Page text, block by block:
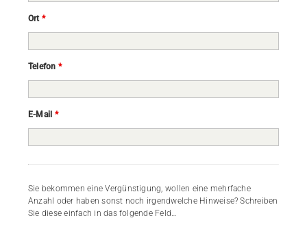
Ort *
Telefon *
E-Mail *
Sie bekommen eine Vergünstigung, wollen eine mehrfache
Anzahl oder haben sonst noch irgendwelche Hinweise? Schreiben
Sie diese einfach in das folgende Feld…